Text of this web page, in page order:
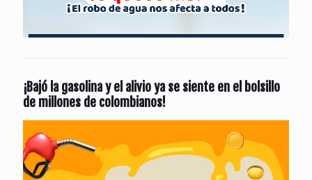
¡Bajó la gasolina y el alivio ya se siente en el bolsillo
de millones de colombianos!
de
vídeo